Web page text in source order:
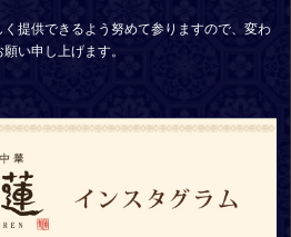
提供できるよう努めて参りますので、変わ
い申し上げます。